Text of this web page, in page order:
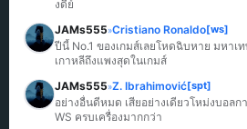
งดีย์
JAMs555»Cristiano Ronaldo[ws]
ปีนี้ No.1 ของเกมส์เลยโหดฉิบหาย มหาเ
เกาหลีถึงแพงสุดในเกมส์
JAMs555»Z. Ibrahimović[spt]
อย่างอื่นดีหมด เสียอย่างเดียวโหม่งบอลก
WS ครบเครื่องมากกว่า